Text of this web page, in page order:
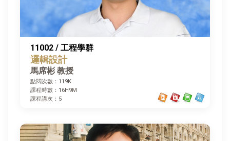
11002 / 工程學群
邏輯設計
馬席彬 教授
點閱次數：119K
課程時數：16H9M
課程講次：5